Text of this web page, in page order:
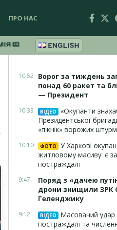
ПРО НАС
ENGLISH
10:52 Ворог за тиждень
понад 60 ракет та
— Президент
10:33 ВІДЕО
«Окупанти
Президентської
«пікнік» ворожих
10:10 ФОТО
У Харкові
житловому масиву: є
постраждалі
9:47
Поряд з «дачею
дрони знищили ЗРК
Геленджику
9:12 ВІДЕО
Масований удар
постраждалі та